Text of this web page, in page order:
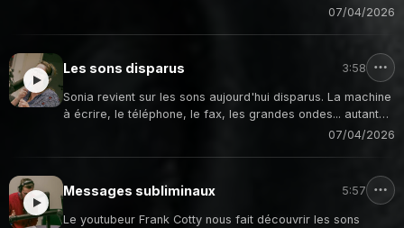
07/04/2026
Les sons disparus 3:58
Sonia revient sur les sons aujourd'hui disparus. La machine
à écrire, le téléphone, le fax, les grandes ondes... autant
07/04/2026
Messages subliminaux 5:57
Le youtubeur Frank Cotty nous fait découvrir les sons